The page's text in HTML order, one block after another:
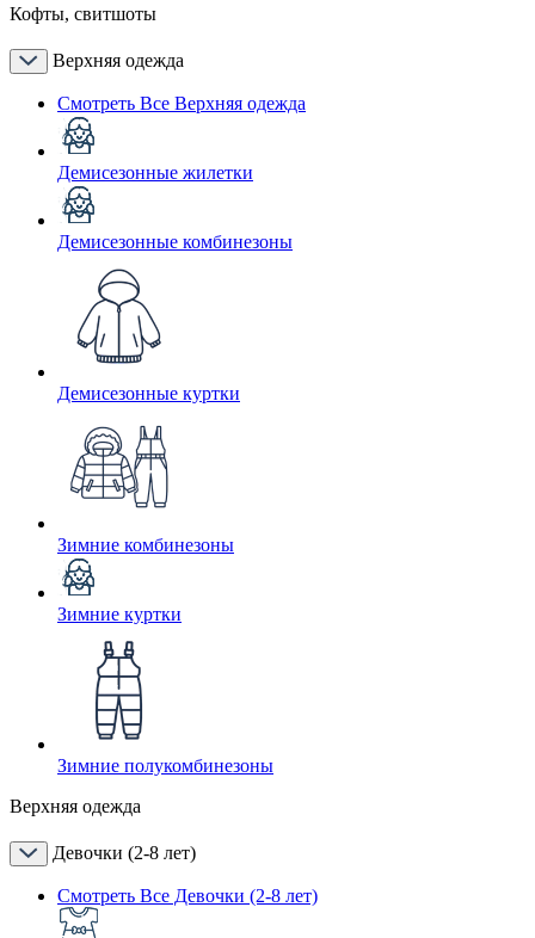
Кофты, свитшоты
Верхняя одежда
Смотреть Все Верхняя одежда
Демисезонные жилетки
Демисезонные комбинезоны
Демисезонные куртки
Зимние комбинезоны
Зимние куртки
Зимние полукомбинезоны
Верхняя одежда
Девочки (2-8 лет)
Смотреть Все Девочки (2-8 лет)